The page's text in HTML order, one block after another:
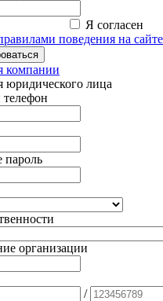
Я согласен
поведения на
компании
юридического лица
пароль
организации
/